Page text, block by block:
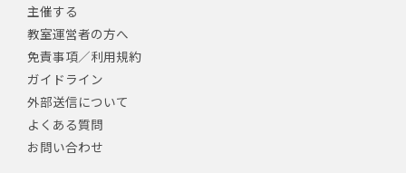
主催する
教室運営者の方へ
免責事項／利用規約
ガイドライン
外部送信について
よくある質問
お問い合わせ